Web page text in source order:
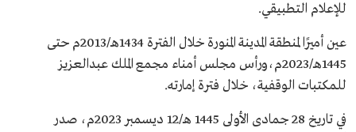
للإعلام التطبيقي.
عين أميرًا لمنطقة المدينة المنورة خلال الفترة 1434هـ/2013م حتى
1445هـ/2023م،ورأس مجلس أمناء مجمع الملك عبدالعزيز
للمكتبات الوقفية، خلال فترة إمارته.
في تاريخ 28 جمادى الأولى 1445 هـ/12 ديسمبر 2023م، صدر